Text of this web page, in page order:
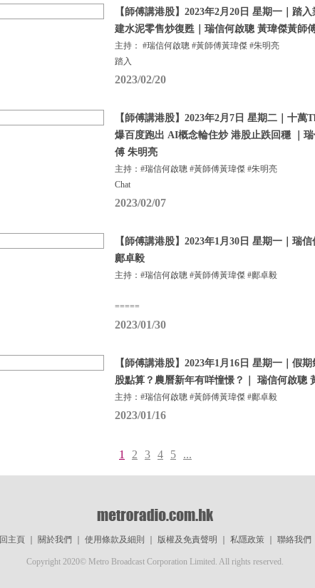
【師傅講港股】2023年2月20日 星期一｜踏
建水泥零售炒復甦｜瑞信何啟聰 黃瑋傑黃師
主持： #瑞信何啟聰 #黃師傅黃瑋傑 #朱明亮
踏入
2023/02/20
【師傅講港股】2023年2月7日 星期二｜十萬
爆百度跑出 AI概念輪住炒 港股止跌回穩 ｜
傅 朱明亮
主持：#瑞信何啟聰 #黃師傅黃瑋傑 #朱明亮
Chat
2023/02/07
【師傅講港股】2023年1月30日 星期一｜瑞
鄺卓毅
主持：#瑞信何啟聰 #黃師傅黃瑋傑 #鄺卓毅
=====
2023/01/30
【師傅講港股】2023年1月16日 星期一｜假
股點算？農曆新年有咩憧憬？｜ 瑞信何啟聰
主持：#瑞信何啟聰 #黃師傅黃瑋傑 #鄺卓毅
2023/01/16
1 2 3 4 5 ...
回主頁｜ 關於我們 使用條款及細則 版權及免責聲明 私隱政策｜ 聯絡我們
Copyright 2020© Metro Broadcast Corporation Limited. All rights reserved.